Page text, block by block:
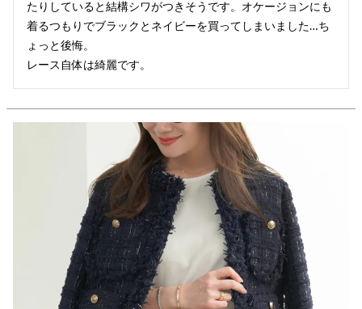
たりしていると結構シワがつきそうです。オケージョンにも
着るつもりでブラックとネイビーを買ってしまいました…ち
ょっと後悔。
レース自体は綺麗です。